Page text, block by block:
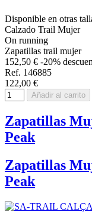
Disponible en otras
Calzado Trail Mujer
On running
Zapatillas trail mujer
152,50 € -20%
Ref. 146885
122,00 €
Añadir al carrito
Zapatillas
Peak
Zapatillas
Peak